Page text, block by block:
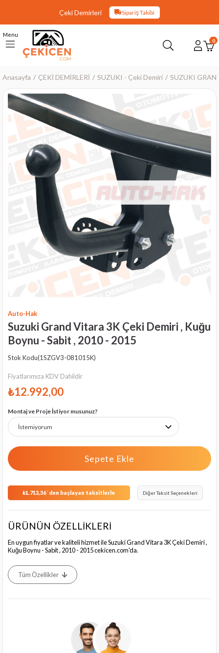
Çeki Demirleri Sipariş Takibi
Menu
0
Anasayfa ÇEKİ DEMİRLERİ SUZUKI - Çeki Demiri SUZUKI
›
Auto-Hak
Suzuki Grand Vitara 3K Çeki Demiri , Kuğu
Boynu - Sabit , 2010 - 2015
Stok Kodu(1SZGV3-081015K)
Fiyatlarımıza KDV Dahildir
₺12.992,00
Montaj ve Proje İstiyor musunuz?
₺1.713,36`den başlayan taksitlerle Diğer Taksit Seçenekleri
ÜRÜNÜN ÖZELLİKLERİ
En uygun fiyatlar ve kaliteli hizmet ile Suzuki Grand Vitara 3K Çeki Demiri ,
Kuğu Boynu - Sabit , 2010 - 2015 cekicen.com'da.
Tüm Özellikler